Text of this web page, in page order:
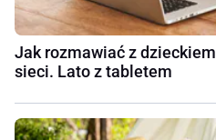
Jak rozmawiać z
sieci. Lato z tabletem